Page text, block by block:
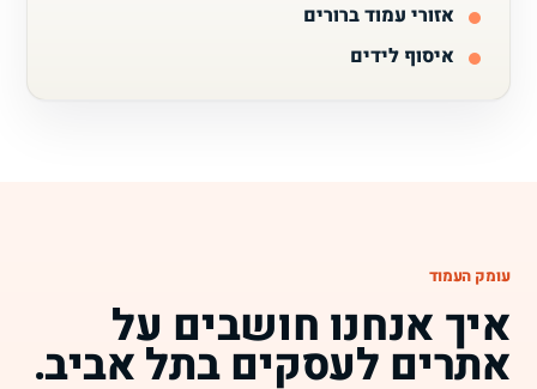
אזורי עמוד ברורים
איסוף לידים
עומק העמוד
איך אנחנו חושבים על
אתרים לעסקים בתל אביב.